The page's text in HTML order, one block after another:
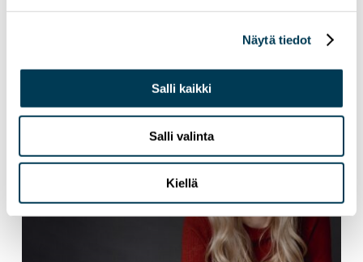
Näytä tiedot
Salli kaikki
Salli valinta
Kiellä